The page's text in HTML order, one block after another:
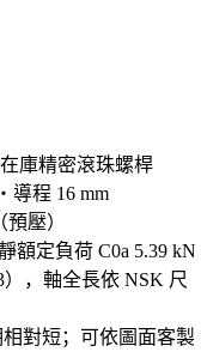
庫精密滾珠螺桿
導程 16 mm
壓）
額定負荷 C0a 5.39 kN
，軸全長依 NSK 尺
對短；可依圖面客製